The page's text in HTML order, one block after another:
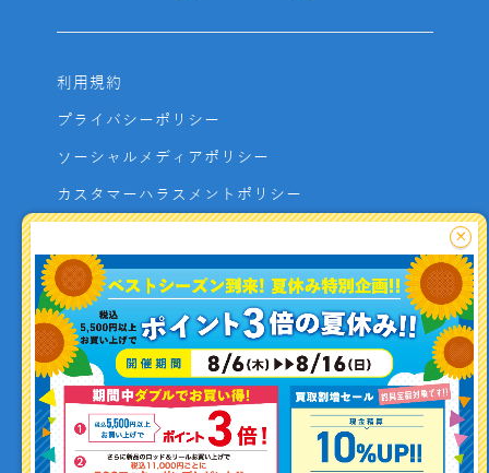
釣り情報を
投稿する
利用規約
プライバシーポリシー
ソーシャルメディアポリシー
カスタマーハラスメントポリシー
よくあるご質問
お問い合わせ
利用者資金の保全方法
×